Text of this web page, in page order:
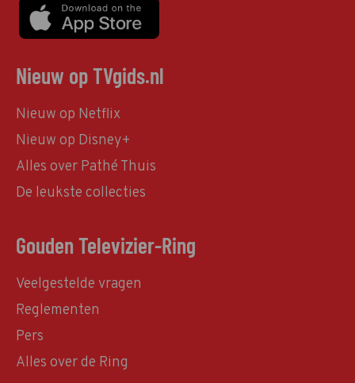
Nieuw op TVgids.nl
Nieuw op Netflix
Nieuw op Disney+
Alles over Pathé Thuis
De leukste collecties
Gouden Televizier-Ring
Veelgestelde vragen
Reglementen
Pers
Alles over de Ring